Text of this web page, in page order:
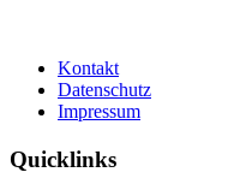
Kontakt
Datenschutz
Impressum
Quicklinks